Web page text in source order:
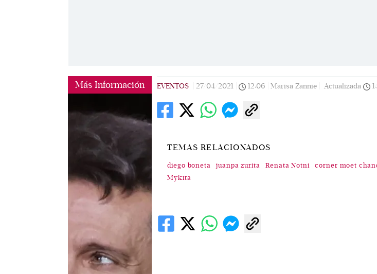
Más Información EVENTOS 27/04/2021 12:06 Marisa Zannie | Actualizada
TEMAS RELACIONADOS
diego boneta juanpa zurita Renata Notni
corner moet
Mykita